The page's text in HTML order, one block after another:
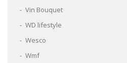
Vin Bouquet
WD lifestyle
Wesco
Wmf